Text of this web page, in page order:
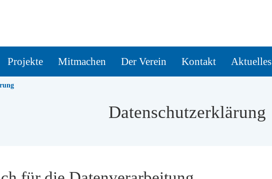
Projekte Mitmachen Der Verein Kontakt Aktuelles
Datenschutzerklärung